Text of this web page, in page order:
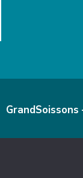
GrandSoissons